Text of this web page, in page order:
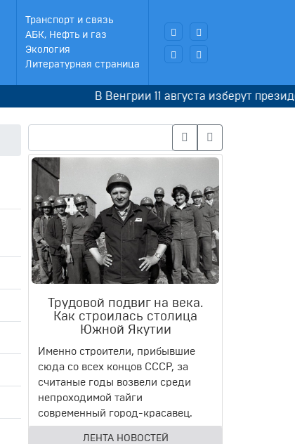
Транспорт и связь
АБК, Нефть и газ
Экология
Литературная страница
В Венгрии 11 августа изберут
Трудовой подвиг на века.
Как строилась столица
Южной Якутии
Именно строители, прибывшие
сюда со всех концов СССР, за
считаные годы возвели среди
непроходимой тайги
современный город-красавец.
ЛЕНТА НОВОСТЕЙ